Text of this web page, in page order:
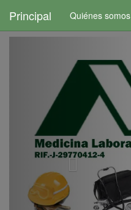
Principal Quiénes somos